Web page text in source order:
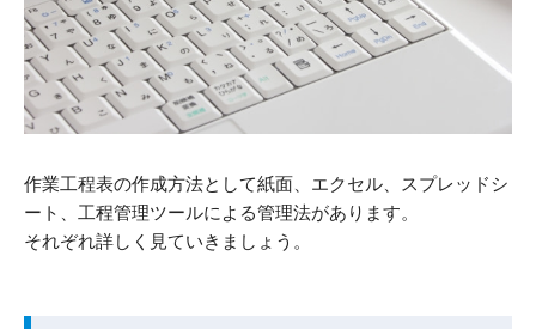
作業工程表の作成方法として紙面、エクセル、スプレッドシ
ート、工程管理ツールによる管理法があります。
それぞれ詳しく見ていきましょう。